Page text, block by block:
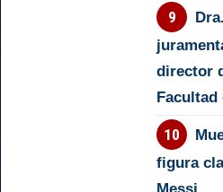
director
Facultad
figura